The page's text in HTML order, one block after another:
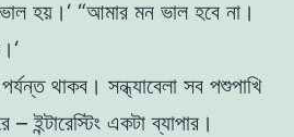
ভাল হয় । ‘ “আমার মন ভাল হবে না ।
। ‘
পর্যন্ত থাকব । সন্ধ্যাবেলা সব পশুপাখি
–ইন্টারেস্টিং একটাব্যাপার ।